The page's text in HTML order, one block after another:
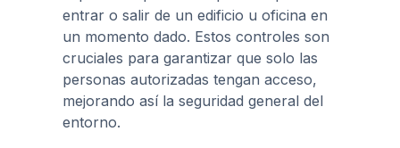
entrar o salir de un edificio u oficina en
un momento dado. Estos controles son
cruciales para garantizar que solo las
personas autorizadas tengan acceso,
mejorando así la seguridad general del
entorno.